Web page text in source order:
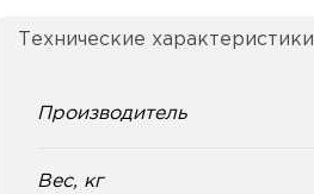
Технические характеристики
Производитель
Вес, кг